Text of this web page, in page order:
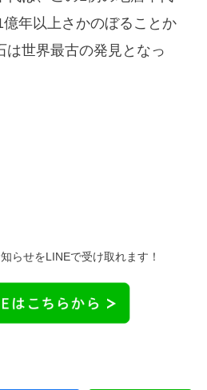
億年以上さかのぼることか
は世界最古の発見となっ
らせをLINEで受け取れます！